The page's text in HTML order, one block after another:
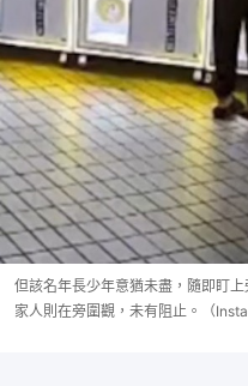
但該名年長少年意猶未盡，隨即盯
家人則在旁圍觀，未有阻止。（